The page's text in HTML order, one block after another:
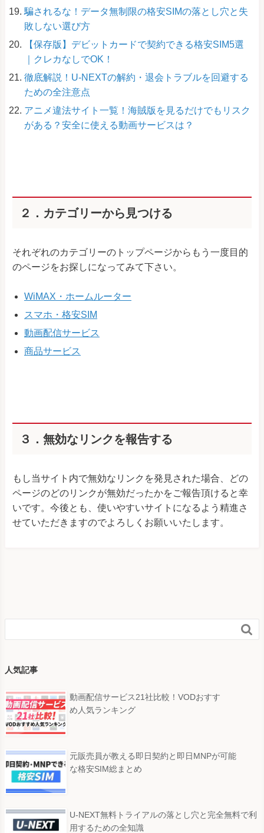
騙されるな！データ無制限の格安SIMの落とし穴と失
敗しない選び方
【保存版】デビットカードで契約できる格安SIM5選
｜クレカなしでOK！
徹底解説！U-NEXTの解約・退会トラブルを回避する
ための全注意点
アニメ違法サイト一覧！海賊版を見るだけでもリスク
がある？安全に使える動画サービスは？
２．カテゴリーから見つける
それぞれのカテゴリーのトップページからもう一度目的
のページをお探しになってみて下さい。
WiMAX・ホームルーター
スマホ・格安SIM
動画配信サービス
商品サービス
３．無効なリンクを報告する
もし当サイト内で無効なリンクを発見された場合、どの
ページのどのリンクが無効だったかをご報告頂けると幸
いです。今後とも、使いやすいサイトになるよう精進さ
せていただきますのでよろしくお願いいたします。

人気記事
動画配信サービス21社比較！VODおすす
め人気ランキング
元販売員が教える即日契約と即日MNPが可能
な格安SIM総まとめ
U-NEXT無料トライアルの落とし穴と完全無料で利
用するための全知識